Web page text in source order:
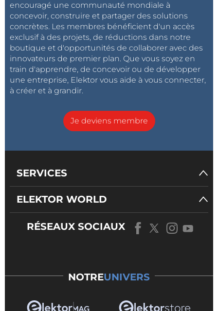
encouragé une communauté mondiale à
concevoir, construire et partager des solutions
concrètes. Les membres bénéficient d'un accès
exclusif à des projets, de réductions dans notre
boutique et d'opportunités de collaborer avec des
innovateurs de premier plan. Que vous soyez en
train d'apprendre, de concevoir ou de développer
une entreprise, Elektor vous aide à vous connecter,
à créer et à grandir.
Je deviens membre
SERVICES
ELEKTOR WORLD
RÉSEAUX SOCIAUX
NOTREUNIVERS